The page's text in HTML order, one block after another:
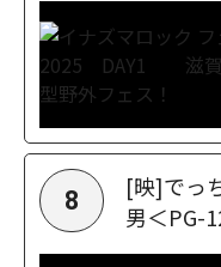
8
[映]でっ
男＜PG-